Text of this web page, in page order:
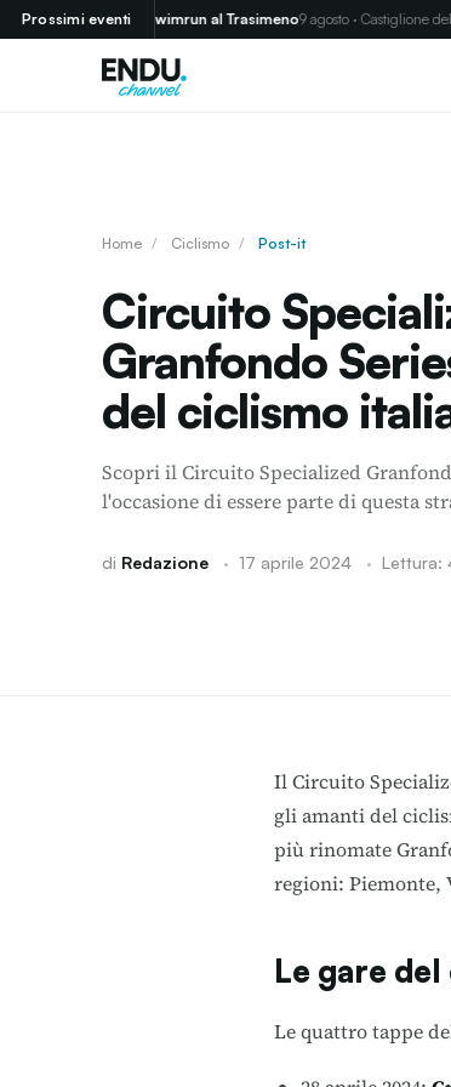
Prossimi eventi
Swimrun al Trasimeno9 agosto · Castiglione del Lago (PG)
Home / Ciclismo / Post-it
Circuito
Granfondo
del ciclismo
Scopri il Circuito Specialized
l'occasione di essere parte di questa
di Redazione · 17 aprile 2024 · Lettura:
Il Circuito
gli amanti del
più rinomate
regioni: Piemonte,
Le gare
Le quattro tappe